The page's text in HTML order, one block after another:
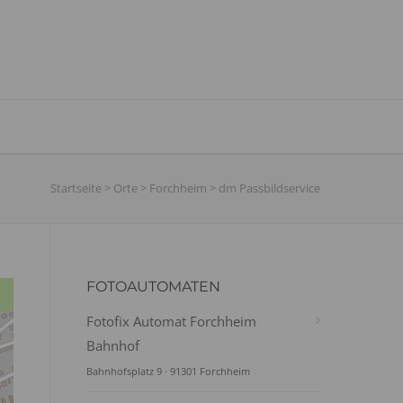
Startseite > Orte > Forchheim > dm Passbildservice
FOTOAUTOMATEN
Fotofix Automat Forchheim
Bahnhof
Bahnhofsplatz 9 · 91301 Forchheim